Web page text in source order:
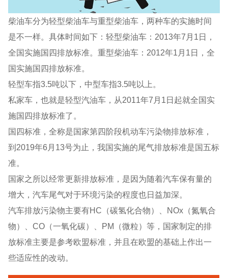
柴油车分为轻型柴油车与重型柴油车，两种车的实施时间
是不一样。具体时间如下：轻型柴油车：2013年7月1日，
全国实施国四排放标准。重型柴油车：2012年1月1日，全
国实施国四排放标准。
轻型车指3.5吨以下，中型车指3.5吨以上。
私家车，也就是轻型汽油车，从2011年7月1日起就全国实
施国四排放标准了。
国四标准，全称是国家第四阶段机动车污染物排放标准，
到2019年6月13号为止，我国实施的尾气排放标准是国五标
准。
国家之所以经常更新排放标准，是因为随着汽车保有量的
增大，汽车尾气对于环境污染的程度也日益加深。
汽车排放污染物主要有HC（碳氢化合物）、NOx（氮氧合
物）、CO（一氧化碳）、PM（微粒）等，国家制定的排
放标准主要是参考欧盟标准，并且在欧盟的基础上作出一
些适应性的改动。